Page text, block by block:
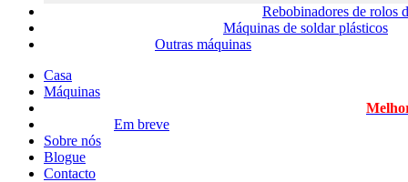
Rebobinadores de rolos
Máquinas de soldar plásticos
Outras máquinas
Casa
Máquinas
Em breve
Sobre nós
Blogue
Contacto